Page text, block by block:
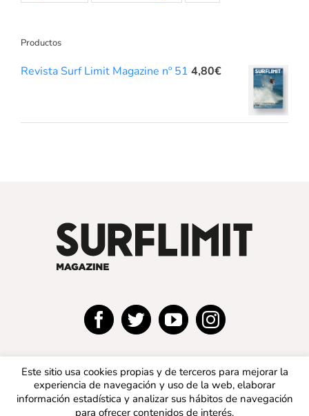
Productos
Revista Surf Limit Magazine nº 51 4,80€
Este sitio usa cookies propias y de terceros para mejorar la
experiencia de navegación y uso de la web, elaborar
información estadística y analizar sus hábitos de navegación
para ofrecer contenidos de interés.